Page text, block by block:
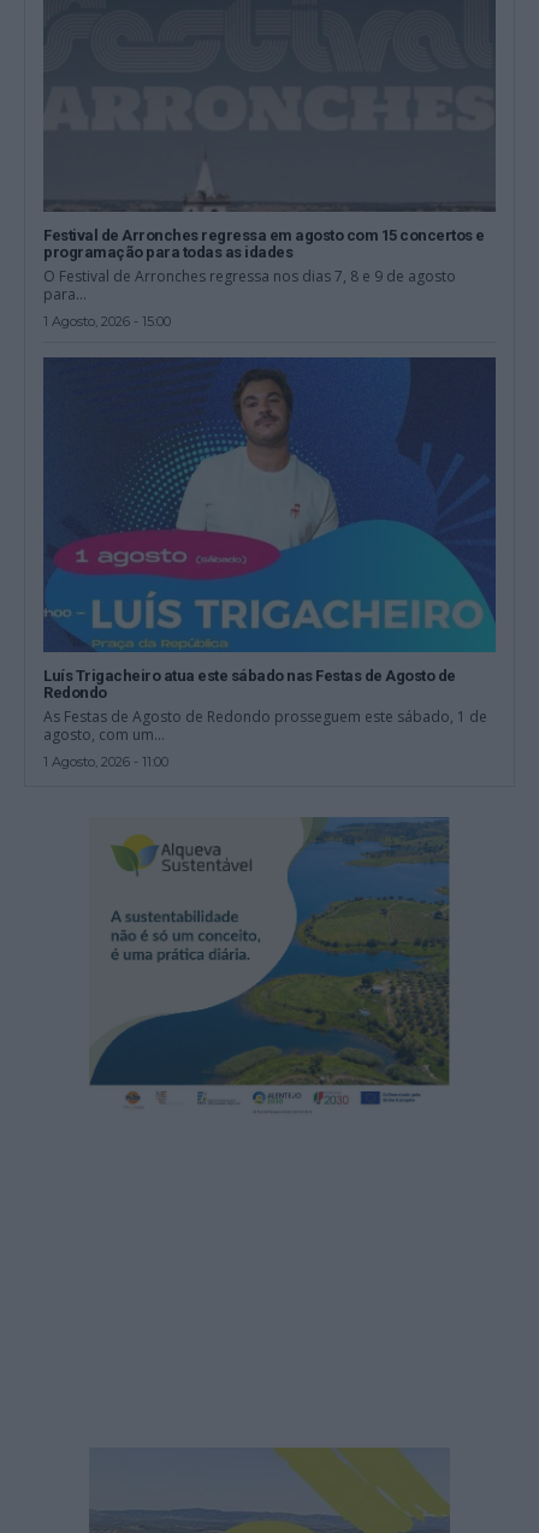
Festival de Arronches regressa em agosto com 15 concertos e
programação para todas as idades
O Festival de Arronches regressa nos dias 7, 8 e 9 de agosto
para...
1 Agosto, 2026 - 15:00
Luís Trigacheiro atua este sábado nas Festas de Agosto de
Redondo
As Festas de Agosto de Redondo prosseguem este sábado, 1 de
agosto, com um...
1 Agosto, 2026 - 11:00